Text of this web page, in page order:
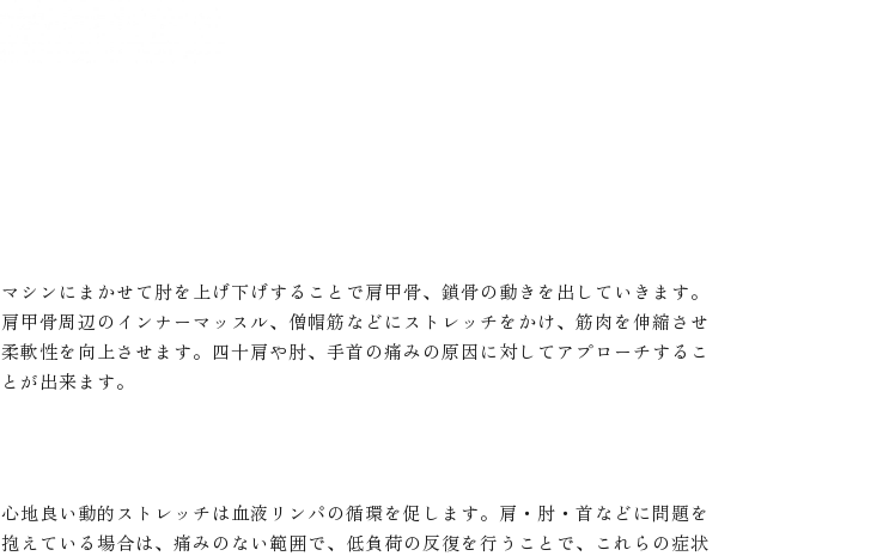
マシンにまかせて肘を上げ下げすることで肩甲骨、鎖骨の動きを出していきます。
肩甲骨周辺のインナーマッスル、僧帽筋などにストレッチをかけ、筋肉を伸縮させ
柔軟性を向上させます。四十肩や肘、手首の痛みの原因に対してアプローチするこ
とが出来ます。
心地良い動的ストレッチは血液リンパの循環を促します。肩・肘・首などに問題を
抱えている場合は、痛みのない範囲で、低負荷の反復を行うことで、これらの症状